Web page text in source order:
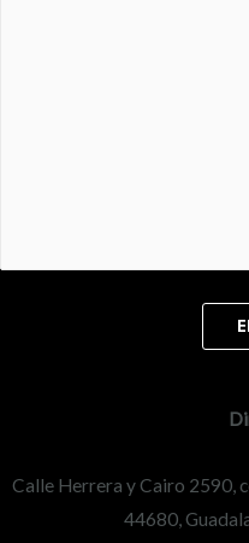
Calle Herrera y Cairo 2590,
44680,